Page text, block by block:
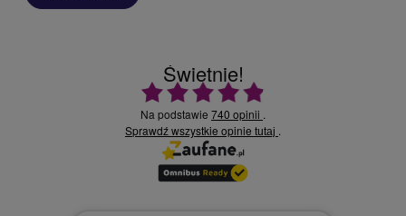
Świetnie!
Ocena średnia 4.9 na 5
Na podstawie 740 opinii .
Sprawdź wszystkie opinie tutaj .